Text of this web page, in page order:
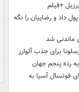
+فیلم
داد و رضاییان را نگه
ماندنی شد
برای جذب آلوارز
رده پنجم جهان
فوتسال آسیا به